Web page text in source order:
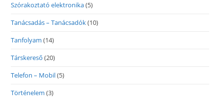
Szórakoztató elektronika(5)
Tanácsadás – Tanácsadók(10)
Tanfolyam (14)
Társkereső (20)
Telefon – Mobil(5)
Történelem (3)